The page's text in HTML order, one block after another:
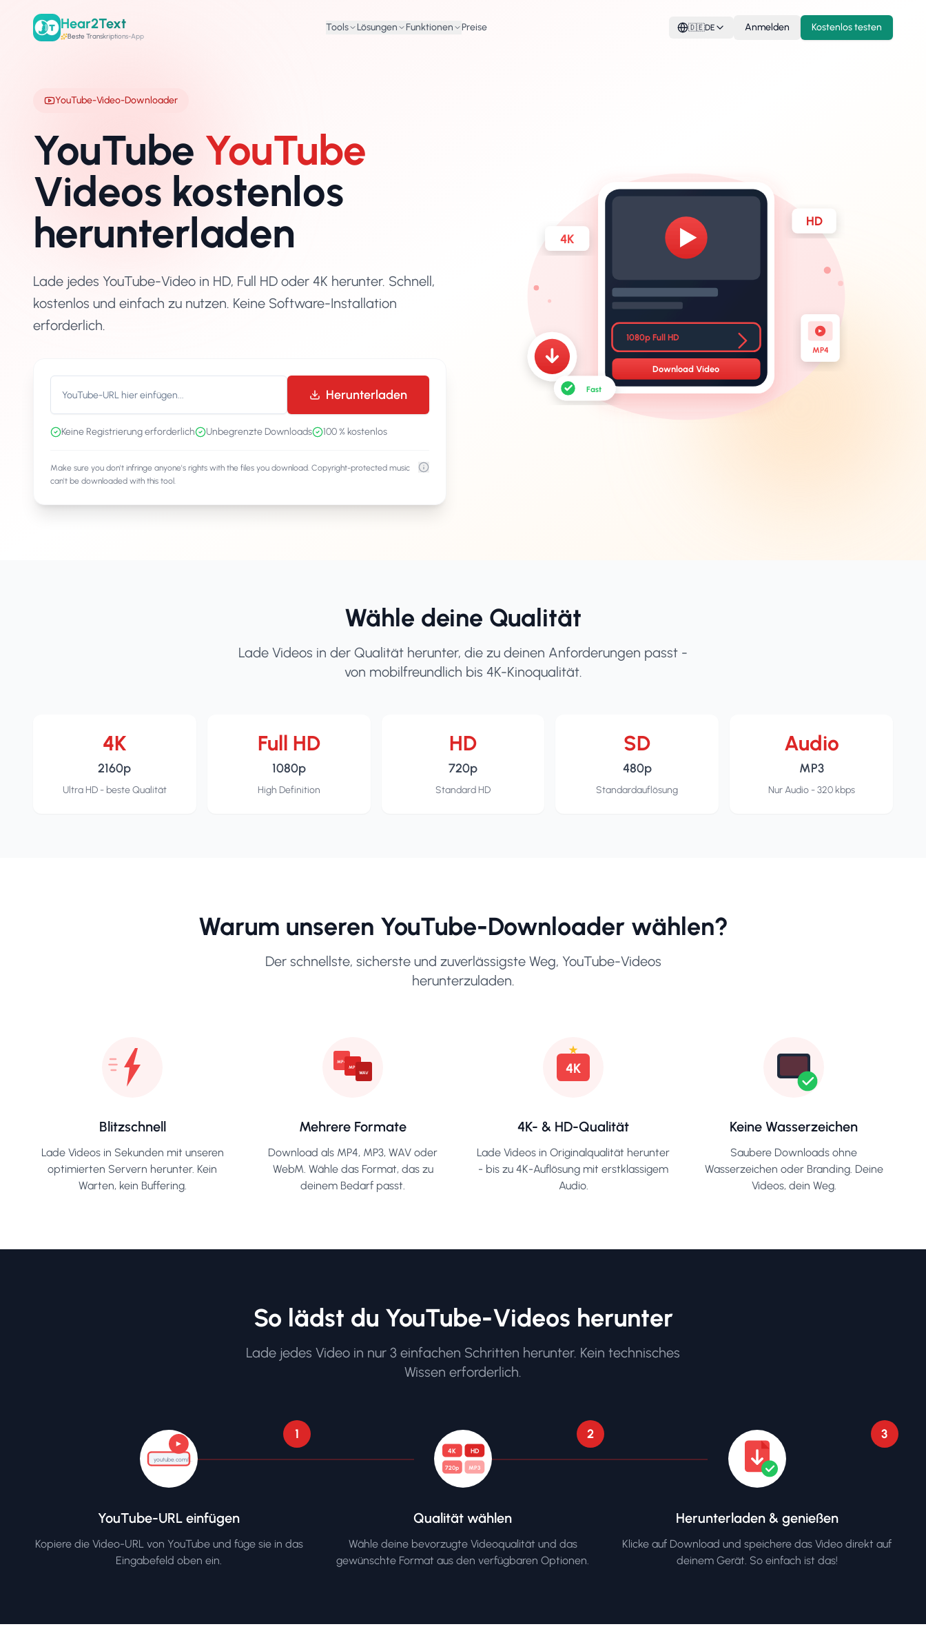
Hear2Text
Beste Transkriptions-App
Tools Lösungen Funktionen Preise 🇩🇪DE Anmelden Kostenlos testen
YouTube-Video-Downloader
YouTube YouTube
Videos kostenlos
herunterladen
Lade jedes YouTube-Video in HD, Full HD oder 4K herunter. Schnell,
kostenlos und einfach zu nutzen. Keine Software-Installation
erforderlich.
Herunterladen
Keine Registrierung erforderlich Unbegrenzte Downloads 100 % kostenlos
Make sure you don't infringe anyone's rights with the files you download. Copyright-protected music
can't be downloaded with this tool.
1080p Full HD
Download Video
4K
HD
MP4
Fast
Wähle deine Qualität
Lade Videos in der Qualität herunter, die zu deinen Anforderungen passt -
von mobilfreundlich bis 4K-Kinoqualität.
4K
2160p
Ultra HD - beste Qualität
Full HD
1080p
High Definition
HD
720p
Standard HD
SD
480p
Standardauflösung
Audio
MP3
Nur Audio - 320 kbps
Warum unseren YouTube-Downloader wählen?
Der schnellste, sicherste und zuverlässigste Weg, YouTube-Videos
herunterzuladen.
Blitzschnell
Lade Videos in Sekunden mit unseren
optimierten Servern herunter. Kein
Warten, kein Buffering.
MP4
MP3
WAV
Mehrere Formate
Download als MP4, MP3, WAV oder
WebM. Wähle das Format, das zu
deinem Bedarf passt.
4K
4K- & HD-Qualität
Lade Videos in Originalqualität herunter
- bis zu 4K-Auflösung mit erstklassigem
Audio.
Keine Wasserzeichen
Saubere Downloads ohne
Wasserzeichen oder Branding. Deine
Videos, dein Weg.
So lädst du YouTube-Videos herunter
Lade jedes Video in nur 3 einfachen Schritten herunter. Kein technisches
Wissen erforderlich.
youtube.com/...
1
YouTube-URL einfügen
Kopiere die Video-URL von YouTube und füge sie in das
Eingabefeld oben ein.
4K HD
720p MP3
2
Qualität wählen
Wähle deine bevorzugte Videoqualität und das
gewünschte Format aus den verfügbaren Optionen.
3
Herunterladen & genießen
Klicke auf Download und speichere das Video direkt auf
deinem Gerät. So einfach ist das!